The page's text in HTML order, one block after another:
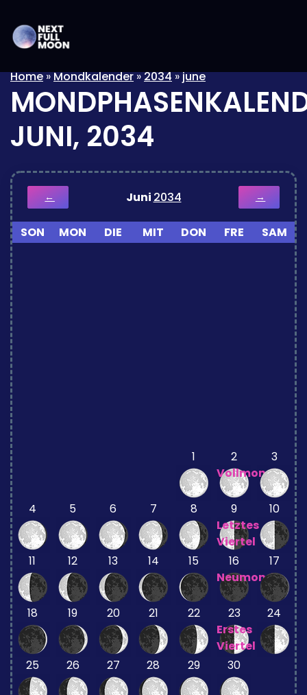
Home»Mondkalender»2034»june
JUNI, 2034
← Juni 2034 →
SON MON DIE MIT DON FRE SAM
1
2
Vollmond
3
4 5 6 7 8
9
Letztes
Viertel
10
11 12 13 14 15
16
Neumond
17
18 19 20 21 22
23
Erstes
Viertel
24
25 26 27 28 29 30